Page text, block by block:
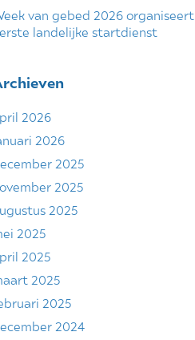
van gebed 2026 organiseert
landelijke startdienst
2026
2026
2025
2025
2025
2025
2025
2025
2025
2024